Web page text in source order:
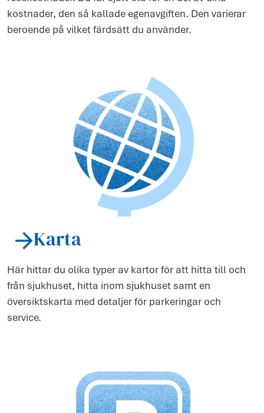
kostnader, den så kallade egenavgiften. Den varierar
beroende på vilket färdsätt du använder.
Karta
Här hittar du olika typer av kartor för att hitta till och
från sjukhuset, hitta inom sjukhuset samt en
översiktskarta med detaljer för parkeringar och
service.